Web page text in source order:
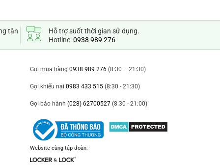
tận
Hỗ trợ suốt thời gian sử dụng.
Hotline:0938 989 276
Gọi mua hàng 0938 989 276 (8:30 – 21:30)
Gọi khiếu nại 0983 433 515 (8:30 - 21:30)
Gọi bảo hành (028) 62700527 (8:30 - 21:00)
Website cùng tập đoàn: